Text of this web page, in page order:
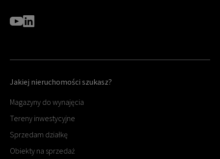
Jakiej nieruchomości szukasz?
Magazyny do wynajęcia
Tereny inwestycyjne
Sprzedam działkę
Obiekty na sprzedaż